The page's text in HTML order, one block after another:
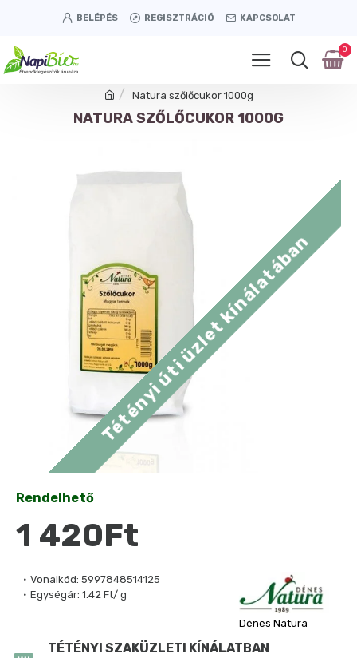
BELÉPÉS REGISZTRÁCIÓ KAPCSOLAT
0
Natura szőlőcukor 1000g
NATURA SZŐLŐCUKOR 1000G
Tétényi úti üzlet kínálatában
Vonalkód: 5997848514125
Egységár: 1.42 Ft/ g
Dénes Natura
Rendelhető
1 420Ft
TÉTÉNYI SZAKÜZLETI KÍNÁLATBAN